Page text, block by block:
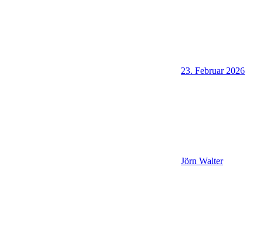
23. Februar 2026
Jörn Walter